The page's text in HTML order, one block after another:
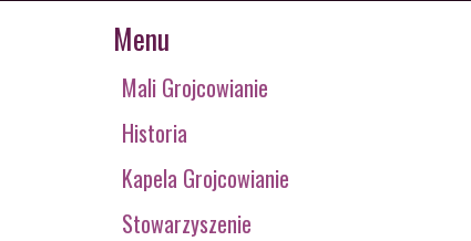
Menu
Mali Grojcowianie
Historia
Kapela Grojcowianie
Stowarzyszenie